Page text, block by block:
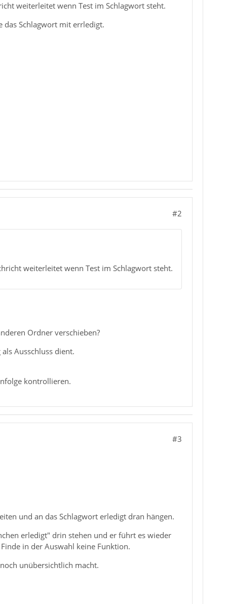
weiterleitet wenn Test im Schlagwort steht.
das Schlagwort mit errledigt.
#2
weiterleitet wenn Test im Schlagwort steht.
Ordner verschieben?
Ausschluss dient.
kontrollieren.
#3
und an das Schlagwort erledigt dran hängen.
erledigt" drin stehen und er führt es wieder
in der Auswahl keine Funktion.
unübersichtlich macht.